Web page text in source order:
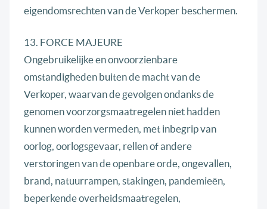
eigendomsrechten van de Verkoper beschermen.
13. FORCE MAJEURE
Ongebruikelijke en onvoorzienbare
omstandigheden buiten de macht van de
Verkoper, waarvan de gevolgen ondanks de
genomen voorzorgsmaatregelen niet hadden
kunnen worden vermeden, met inbegrip van
oorlog, oorlogsgevaar, rellen of andere
verstoringen van de openbare orde, ongevallen,
brand, natuurrampen, stakingen, pandemieën,
beperkende overheidsmaatregelen,